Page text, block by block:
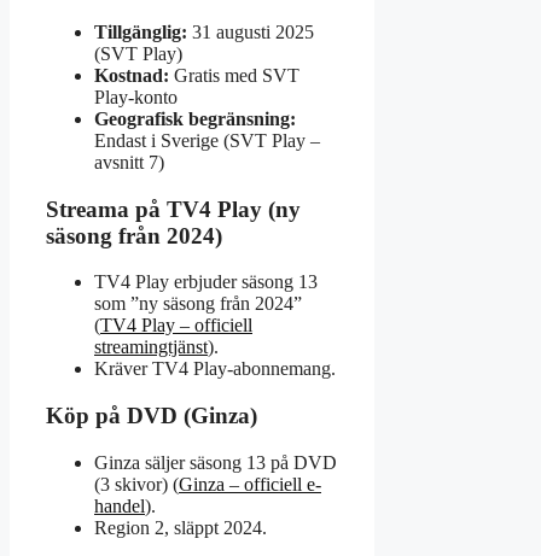
Tillgänglig: 31 augusti 2025
(SVT Play)
Kostnad: Gratis med SVT
Play-konto
Geografisk begränsning:
Endast i Sverige (SVT Play –
avsnitt 7)
Streama på TV4 Play (ny
säsong från 2024)
TV4 Play erbjuder säsong 13
som ”ny säsong från 2024”
(TV4 Play – officiell
streamingtjänst).
Kräver TV4 Play-abonnemang.
Köp på DVD (Ginza)
Ginza säljer säsong 13 på DVD
(3 skivor) (Ginza – officiell e-
handel).
Region 2, släppt 2024.